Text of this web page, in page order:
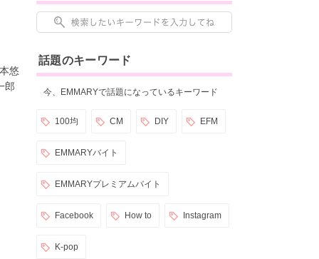
悠
郎
話題のキーワード
今、EMMARYで話題になっているキーワード
100均 CM DIY EFM
EMMARYバイト
EMMARYプレミアムバイト
Facebook How to Instagram
K-pop